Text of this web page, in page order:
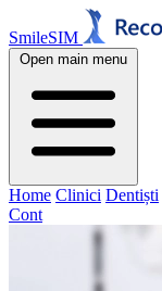
SmileSIM
Open main menu
Home Clinici Dentiști
Cont